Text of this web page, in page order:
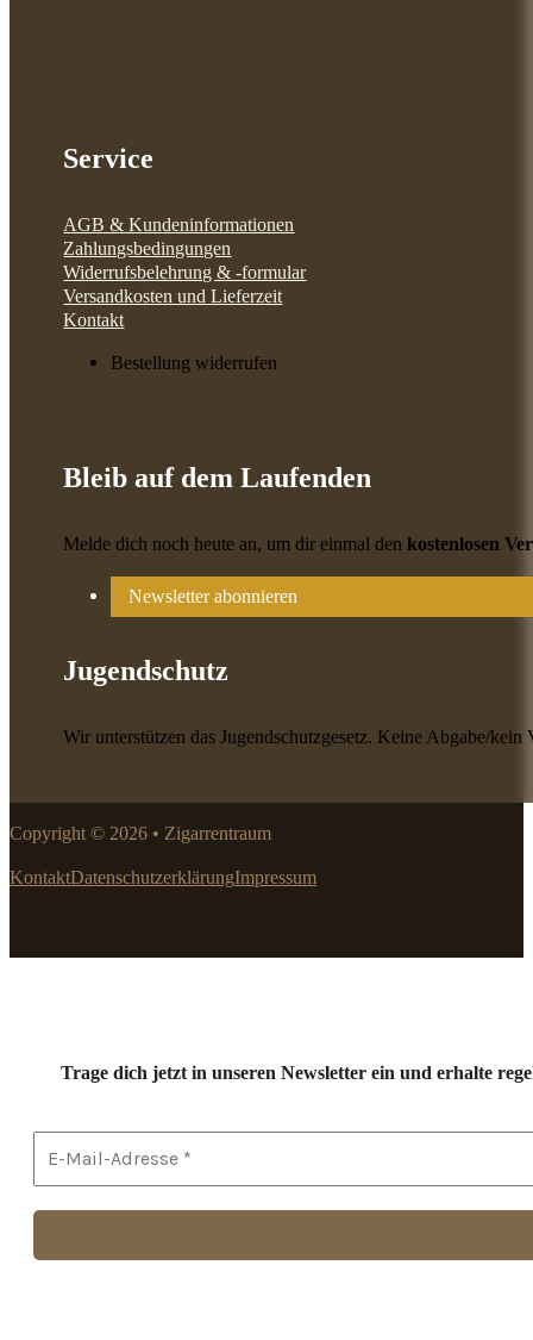
Service
AGB & Kundeninformationen
Zahlungsbedingungen
Widerrufsbelehrung & -formular
Versandkosten und Lieferzeit
Kontakt
Bestellung widerrufen
Bleib auf dem Laufenden
Melde dich noch heute an, um dir einmal denkostenlosen
Newsletter abonnieren
Jugendschutz
Wir unterstützen das Jugendschutzgesetz. Keine Abgabe/
Copyright © 2026 • Zigarrentraum
KontaktDatenschutzerklärungImpressum
Trage dich jetzt in unseren Newsletter ein und erhalte